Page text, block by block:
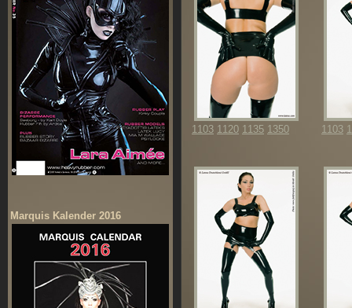
Marquis Kalender 2016
1103 1120 1135 1350 1103